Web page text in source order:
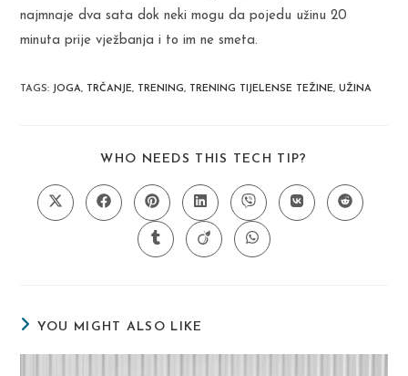
najmnaje dva sata dok neki mogu da pojedu užinu 20
minuta prije vježbanja i to im ne smeta.
TAGS: JOGA, TRČANJE, TRENING, TRENING TIJELENSE TEŽINE, UŽINA
WHO NEEDS THIS TECH TIP?
CONTENT
Opens
in
Opens
in
Opens
in
a
new
window
Opens
in
a
new
window
Opens
in
a
new
window
Opens
in
Opens
in
Opens
in
Opens
in
Opens
in
YOU MIGHT ALSO LIKE